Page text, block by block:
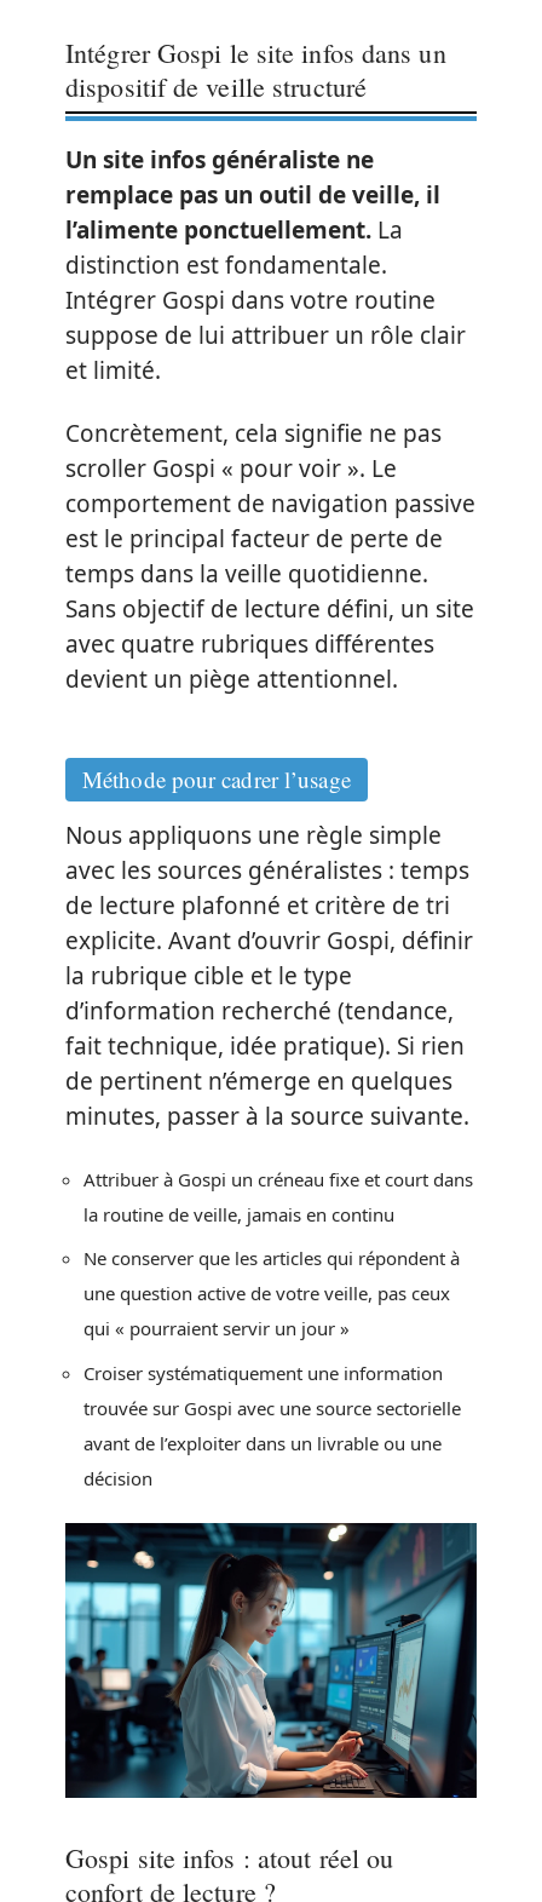
Intégrer Gospi le site infos dans un
dispositif de veille structuré
Un site infos généraliste ne
remplace pas un outil de veille, il
l’alimente ponctuellement. La
distinction est fondamentale.
Intégrer Gospi dans votre routine
suppose de lui attribuer un rôle clair
et limité.
Concrètement, cela signifie ne pas
scroller Gospi « pour voir ». Le
comportement de navigation passive
est le principal facteur de perte de
temps dans la veille quotidienne.
Sans objectif de lecture défini, un site
avec quatre rubriques différentes
devient un piège attentionnel.
Méthode pour cadrer l’usage
Nous appliquons une règle simple
avec les sources généralistes : temps
de lecture plafonné et critère de tri
explicite. Avant d’ouvrir Gospi, définir
la rubrique cible et le type
d’information recherché (tendance,
fait technique, idée pratique). Si rien
de pertinent n’émerge en quelques
minutes, passer à la source suivante.
Attribuer à Gospi un créneau fixe et court dans
la routine de veille, jamais en continu
Ne conserver que les articles qui répondent à
une question active de votre veille, pas ceux
qui « pourraient servir un jour »
Croiser systématiquement une information
trouvée sur Gospi avec une source sectorielle
avant de l’exploiter dans un livrable ou une
décision
Gospi site infos : atout réel ou
confort de lecture ?